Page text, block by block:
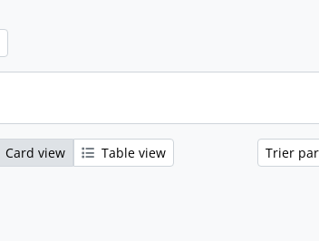
Card view Table view Trier